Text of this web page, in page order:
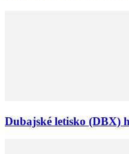
Dubajské letisko (DBX)